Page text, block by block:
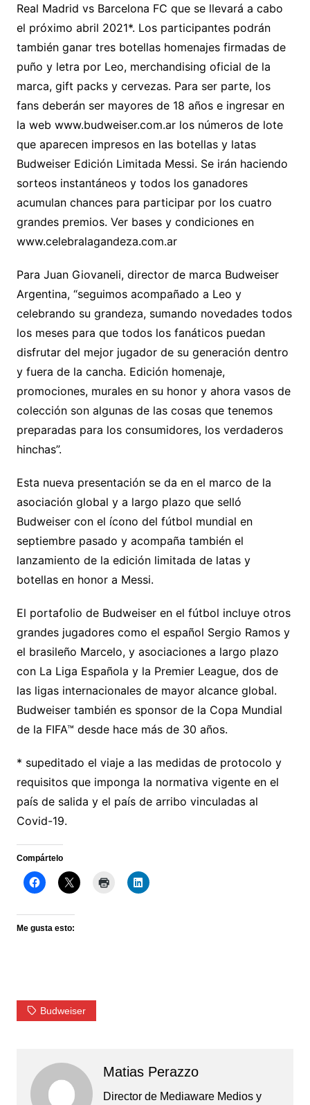
Real Madrid vs Barcelona FC que se llevará a cabo
el próximo abril 2021*. Los participantes podrán
también ganar tres botellas homenajes firmadas de
puño y letra por Leo, merchandising oficial de la
marca, gift packs y cervezas. Para ser parte, los
fans deberán ser mayores de 18 años e ingresar en
la web www.budweiser.com.ar los números de lote
que aparecen impresos en las botellas y latas
Budweiser Edición Limitada Messi. Se irán haciendo
sorteos instantáneos y todos los ganadores
acumulan chances para participar por los cuatro
grandes premios. Ver bases y condiciones en
www.celebralagandeza.com.ar
Para Juan Giovaneli, director de marca Budweiser
Argentina, “seguimos acompañado a Leo y
celebrando su grandeza, sumando novedades todos
los meses para que todos los fanáticos puedan
disfrutar del mejor jugador de su generación dentro
y fuera de la cancha. Edición homenaje,
promociones, murales en su honor y ahora vasos de
colección son algunas de las cosas que tenemos
preparadas para los consumidores, los verdaderos
hinchas”.
Esta nueva presentación se da en el marco de la
asociación global y a largo plazo que selló
Budweiser con el ícono del fútbol mundial en
septiembre pasado y acompaña también el
lanzamiento de la edición limitada de latas y
botellas en honor a Messi.
El portafolio de Budweiser en el fútbol incluye otros
grandes jugadores como el español Sergio Ramos y
el brasileño Marcelo, y asociaciones a largo plazo
con La Liga Española y la Premier League, dos de
las ligas internacionales de mayor alcance global.
Budweiser también es sponsor de la Copa Mundial
de la FIFA™ desde hace más de 30 años.
* supeditado el viaje a las medidas de protocolo y
requisitos que imponga la normativa vigente en el
país de salida y el país de arribo vinculadas al
Covid-19.
Compártelo
Me gusta esto:
Budweiser
Matias Perazzo
Director de Mediaware Medios y